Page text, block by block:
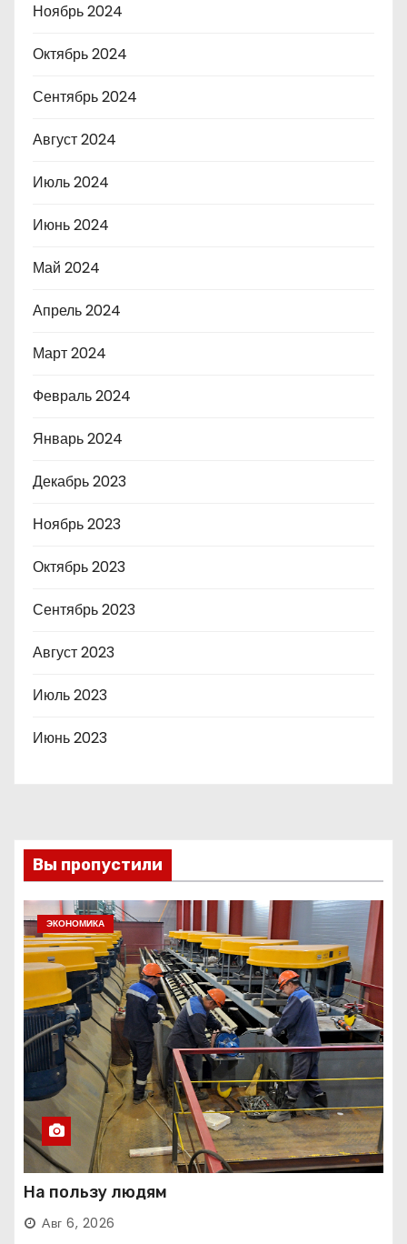
Ноябрь 2024
Октябрь 2024
Сентябрь 2024
Август 2024
Июль 2024
Июнь 2024
Май 2024
Апрель 2024
Март 2024
Февраль 2024
Январь 2024
Декабрь 2023
Ноябрь 2023
Октябрь 2023
Сентябрь 2023
Август 2023
Июль 2023
Июнь 2023
Вы пропустили
ЭКОНОМИКА
На пользу людям
Авг 6, 2026